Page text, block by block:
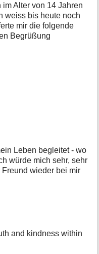
Alter von 14 Jahren
weiss bis heute noch
mir die folgende
Begrüßung
Leben begleitet - wo
würde mich sehr, sehr
wieder bei mir
and kindness within